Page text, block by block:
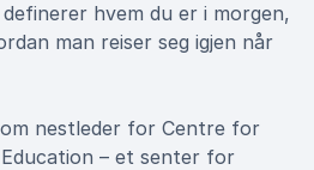
hvem du er i morgen,
man reiser seg igjen når
nestleder for Centre for
– et senter for